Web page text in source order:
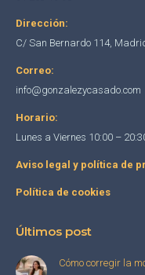
windowwindow
Dirección:
C/ San Bernardo 114,
Correo:
info@gonzalezycasado.com
Horario:
Lunes a Viernes 10:00 –
Aviso legal y política de
Política de cookies
Últimos post
Cómo corregir la